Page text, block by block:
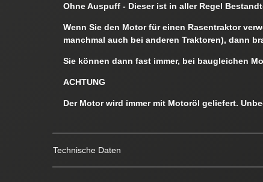
Ohne Auspuff - Dieser ist in aller Regel
Wenn Sie den Motor für einen Rasentraktor
manchmal auch bei anderen Traktoren), dann
Sie können dann fast immer, bei baugleichen
ACHTUNG
Der Motor wird immer mit Motoröl geliefert.
Technische Daten